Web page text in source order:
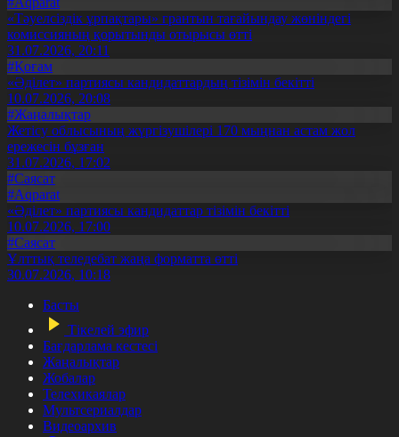
«Тәуелсіздік ұрпақтары» грантын тағайындау жөніндегі
комиссияның қорытынды отырысы өтті
31.07.2026, 20:11
#Қоғам
«Әділет» партиясы кандидаттардың тізімін бекітті
10.07.2026, 20:08
#Жаңалықтар
Жетісу облысының жүргізушілері 170 мыңнан астам жол
ережесін бұзған
31.07.2026, 17:02
#Саясат
#Aqparat
«Әділет» партиясы кандидаттар тізімін бекітті
10.07.2026, 17:00
#Саясат
Ұлттық теледебат жаңа форматта өтті
30.07.2026, 10:18
Басты
Тікелей эфир
Бағдарлама кестесі
Жаңалықтар
Жобалар
Телехикаялар
Мультсериалдар
Видеоархив